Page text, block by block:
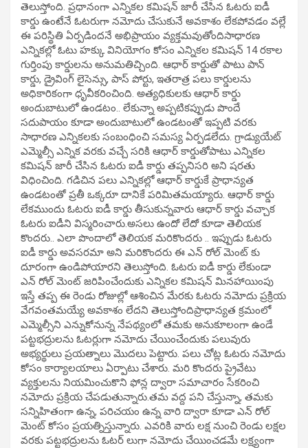
తెలుస్తోంది. ప్రధానంగా ఎన్నికల కమిషన్ జారీ చేసిన ఓటరు ఐడీ
కార్డు ఉంటేనే ఓటరుగా నమోదు చేసుకునే అవకాశం లేకపోవడం వల్లే
ఈ పరిస్థితి ఏర్పడిందనే అభిప్రాయం వ్యక్తమవుతోందిసాధారణ
ఎన్నికల్లో ఓటు హక్కు వినియోగం కోసం ఎన్నికల కమిషన్ 14 రకాల
గుర్తింపు కార్డులను అనుమతిచ్చింది. ఆధార్ కార్డుతో పాటు పాన్
కార్డు, డ్రైవింగ్ లైసెన్సు, పాస్ పోర్టు, ఇతరాత్ర పలు కార్డులను
అధికారికంగా ధృవీకరించింది. అత్యధికులకు ఆధార్ కార్డు
అందుబాటులో ఉండటం.. లేకున్నా అప్పటికప్పుడు పొందే
సదుపాయం కూడా అందుబాటులో ఉండటంతో ఇప్పటి వరకు
సాధారణ ఎన్నికలకు సంబంధించి సమస్య ఏర్పడలేదు. గ్రాడ్యుయేట్
ఎమ్మెల్సీ ఎన్నిక వరకు వచ్చే సరికి ఆధార్ కార్డుతోపాటు ఎన్నికల
కమిషన్ జారీ చేసిన ఓటరు ఐడీ కార్డు తప్పనిసరి అని షరతు
విధించింది. గడిచిన పలు ఎన్నికల్లో ఆధార్ కార్డుకే ప్రాధాన్యత
ఉండటంతో ప్రతీ ఒక్కరూ దానికే పరిమితమయ్యారు. ఆధార్ కార్డు
లేకముందు ఓటరు ఐడీ కార్డు తీసుకున్నవారు ఆధార్ కార్డు వచ్చాక
ఓటరు ఐడీని విస్మరించారు.అసలు ఉందో లేదో కూడా తెలియక
కొందరు.. ఎలా పొందాలో తెలియక మరికొందరు .. ఇప్పుడు ఓటరు
ఐడీ కార్డు అవసరమా అని మరికొందరు ఈ ఎన్ రోల్ మెంట్ కు
దూరంగా ఉండిపోయారని తెలుస్తోంది. ఓటరు ఐడీ కార్డు లేకుండా
ఎన్ రోల్ మెంట్ జరిపించేందుకు ఎన్నికల కమిషన్ మినహాయింపు
ఇస్తే తప్ప ఈ రెండు రోజుల్లో ఆశించిన మేరకు ఓటరు నమోదు ప్రక్రియ
వేగవంతమయ్యే అవకాశం లేదని తెలుస్తోందిప్రాధాన్యత క్రమంలో
ఎమ్మెల్సీని ఎన్నుకోనున్న నేపథ్యంలో తమకు అనుకూలంగా ఉండే
పట్టభద్రులను ఓటర్లుగా నమోదు చేయించేందుకు పలువురు
అభ్యర్థులు ప్రయత్నాలు మొదలు పెట్టారు. పలు చోట్ల ఓటరు నమోదు
కోసం కార్యాలయాలు ఏర్పాటు చేశారు. మరి కొందరు ప్రైవేటు
వ్యక్తులను నియమించుకొని ఫోన్ల ద్వారా సమాచారం సేకరించి
నమోదు ప్రక్రియ చేపడుతున్నారు.తమ వద్ద పని చేస్తున్నా, తమకు
సన్నిహితంగా ఉన్న, పరిచయం ఉన్న వారి ద్వారా కూడా ఎన్ రోల్
మెంట్ కోసం ప్రయత్నిస్తున్నారు. ఎవరికి వారు లక్ష నుంచి రెండు లక్షల
వరకు పట్టభద్రులను ఓటర్ లుగా నమోదు చేయించడమే లక్ష్యంగా